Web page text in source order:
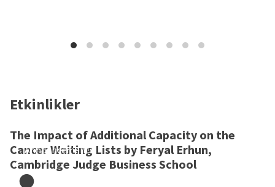
Etkinlikler
Announcements
The Impact of Additional Capacity on the
Cancer Waiting Lists by Feryal Erhun,
Cambridge Judge Business School